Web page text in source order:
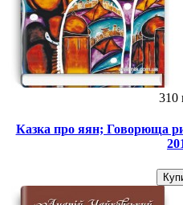
310
Казка про яян; Говорюща